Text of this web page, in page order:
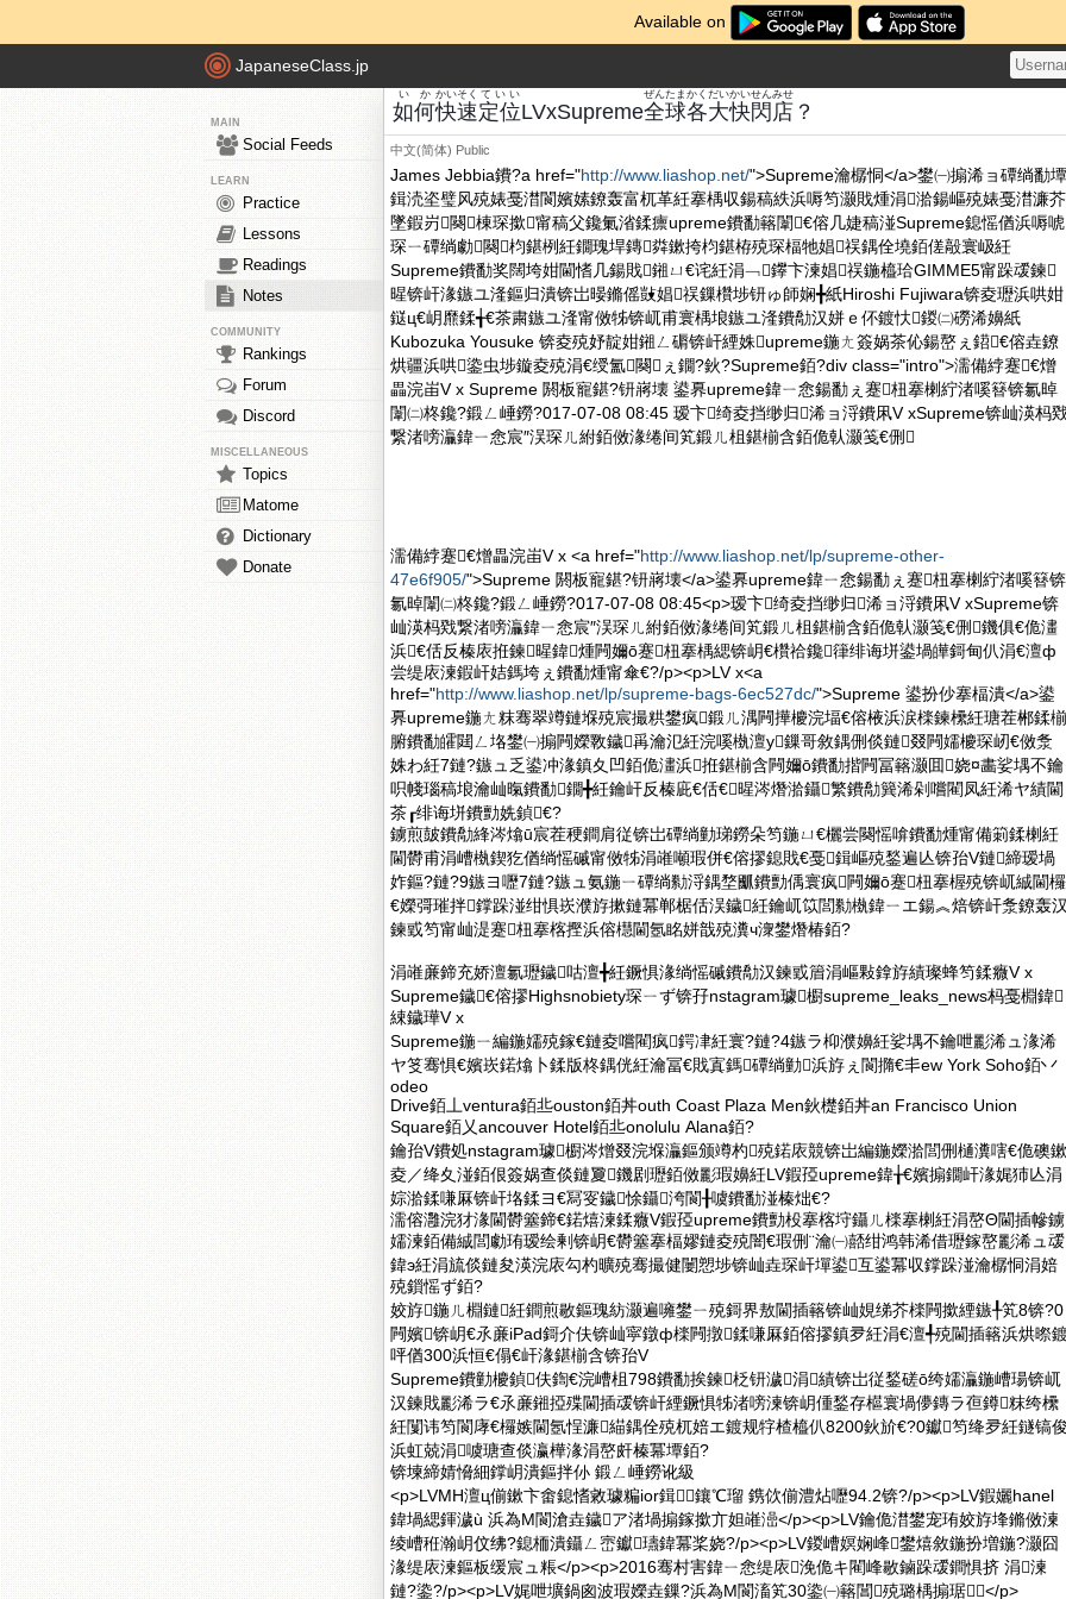
Available on
JapaneseClass.jp
MAIN
Social Feeds
LEARN
Practice
Lessons
Readings
Notes
COMMUNITY
Rankings
Forum
Discord
MISCELLANEOUS
Topics
Matome
Dictionary
Donate
如何
いか
快速
かいそく
定位
ていい
LVxSupreme全
ぜん
球
たま
各
かく
大
だい
快
かい
閃
せん
店
みせ
？
中文(简体) Public
James Jebbia鐨?a href="http://www.liashop.net/">Supreme瀹樼恫</a>鐢㈠搧浠ョ磹绱勫墰
鍓涜垐璧风殑婊戞澘閬嬪嫊鐐轰富杌革紝搴楀収鍚稿紩浜嗕笉灏戝煄涓湁鍚嶇殑婊戞澘濂芥
墜鍜岃闋棟琛撳甯稿父鑱氭渻鍒癝upreme鐨勫簵闈€傛几婕稿湴Supreme鎴愮偤浜嗕唬
琛ㄧ磹绱勮闋枃鍖栵紝鐗瑰垾鏄粦鏉挎枃鍖栫殑琛楅牠娼祦鍝佺墝銆傞毃寰岋紝
Supreme鐨勫奖闊垮姏閫愭几鍚戝鎺ㄩ€诧紝涓﹁鑻卞湅娼祦鍦橀珨GIMME5甯跺叆鍊
暒锛屽湪鏃ユ湰鏂归潰锛岀暥鏅傜敱娼祦鏁欑埗钘ゅ師娴╋紙Hiroshi Fujiwara锛夌瓑浜哄姏
鎹ц€岄爢鍒╅€茶粛鏃ユ湰甯傚牬锛屼甫寰楀埌鏃ユ湰鐨勪汉姘ｅ伓鍍忕鍐㈡磱浠嬶紙
Kubozuka Yousuke 锛夌殑妤靛姏鎺ㄥ磭锛屽緸姝upreme鍦ㄤ簽娲茶伈鍚嶅ぇ鍣€傛垚鐐
烘疆浜哄鍌虫埗鏇夌殑涓€绶氳闋ぇ鐗?鈥?Supreme銆?div class="intro">濡備綍蹇€熷
畾浣峀V x Supreme 閼板寵鍖?钘嶈壊 鍙奡upreme鍏ㄧ悆鍚勫ぇ蹇杻搴楋紵渚嗘簮锛氱晫
闈㈡柊鑱?鍛ㄥ崜鐒?017-07-08 08:45 瑷卞绮夌挡缈归浠ョ浖鐨凩V xSupreme锛屾渶杩
繋渚嗙灜鍏ㄧ悆宸″洖琛ㄦ紨銆傚湪绻间笂鍛ㄦ柤鍖椾含銆佹倝灏笺€侀
濡備綍蹇€熷畾浣峀V x <a href="http://www.liashop.net/lp/supreme-other-
47e6f905/">Supreme 閼板寵鍖?钘嶈壊</a>鍙奡upreme鍏ㄧ悆鍚勫ぇ蹇杻搴楋紵渚嗘簮锛
氱晫闈㈡柊鑱?鍛ㄥ崜鐒?017-07-08 08:45<p>瑷卞绮夌挡缈归浠ョ浖鐨凩V xSupreme锛
屾渶杩戣繋渚嗙灜鍏ㄧ悆宸″洖琛ㄦ紨銆傚湪绻间笂鍛ㄦ柤鍖椾含銆佹倝灏笺€侀鐖俱€佹澅
浜€佸反榛庡拰鍊暒鍏煄闁嬭ō蹇杻搴楀緦锛岄€欑祫鑱箻绯诲垪鍙堝皣鎶甸仈涓€澶ф
尝缇庡湅鍜屽姞鎷垮ぇ鐨勫煄甯傘€?/p><p>LV x<a
href="http://www.liashop.net/lp/supreme-bags-6ec527dc/">Supreme 鍙扮仯搴楅潰</a>鍙
奡upreme鍦ㄤ粖骞翠竴鏈堢殑宸撮粠鐢疯鍛ㄦ湡闁撶櫦浣堛€傛棭浜涙檪鍊欙紝瑭茬郴鍒椾
腑鐨勫皬閮ㄥ垎鐢㈠搧闁嬫斁鐬爯瀹氾紝浣嗘槸澶у鏁哥敘鍝侀倓鏈叕闁嬬櫦琛屻€傚洜
姝わ紝7鏈?鏃ュ乏鍙冲湪鎮夊凹銆佹澅浜拰鍖椾含闁嬭ō鐨勫揩闁冨簵灏囬娆¤畵娑堣不鑰
呮帴瑙稿埌瀹屾暣鐨勫鐗╋紝鑰屽反榛庛€佸€暒涔熸湁鑷繁鐨勪簨浠剁嚐閵凤紝浠ヤ績閫
茶┎绯诲垪鐨勯姺鍞€?
鐪煎皷鐨勪綘涔熻ū宸茬稉鐧肩従锛岀磹绱勭珶鐒朵笉鍦ㄩ€欐尝闋愮啽鐨勫煄甯備箣鍒楋紝
閫欎甫涓嶆槸鍥犵偤绱愮磩甯傚牬涓嶉噸瑕併€傛摎鎴戝€戞鍓嶇殑鍫遍亾锛孡V鏈締瑷堝
妰鏂?鏈?9鏃ヨ嚦7鏈?鏃ュ氨鍦ㄧ磹绱勬浖鍝堥爴鐨勯偊寰疯闁嬭ō蹇杻搴楃殑锛屼絾閫欏
€嬫彁璀拌鐣跺湴绀惧崁濮斿摗鏈冪郸椐佸洖鐬紝鑰屼笖閭勬槸鍏ㄧエ鍚︽焙锛屽洜鐐轰
鍊戜笉甯屾湜蹇杻搴楁摼浜傛櫘閫氬眳姘戠殑瀵ч潨鐢熸椿銆?
涓嶉亷鍗充娇澶氱瓑鐬咕澶╋紝鐝惧湪绱愮磩鐨勪汉鍊戜篃涓嶇敤鎿斿績璨蜂笉鍒癓V x
Supreme鐬€傛摎Highsnobiety琛ㄧず锛孖nstagram璩櫉supreme_leaks_news杩戞棩鍏
綀鐬璍V x
Supreme鍦ㄧ編鍦嬬殑鎵€鏈夌嚐閵疯鍔冿紝寰?鏈?4鏃ラ枊濮嬶紝娑堣不鑰呭彲浠ュ湪浠
ヤ笅骞惧€嬪崁鍩熻卜鍒版柊鍝侊紝瀹冨€戝寘鎷磹绱勭浜斿ぇ閬撱€丯ew York Soho銆丷
odeo
Drive銆丄ventura銆丠ouston銆丼outh Coast Plaza Men鈥檚銆丼an Francisco Union
Square銆乂ancouver Hotel銆丠onolulu Alana銆?
鑰孡V鐨処nstagram璩櫉涔熷叕浣堢灜鏂颁竴杓殑鍩庡競锛岀編鍦嬫湁閭侀樋瀵嗐€佹礇鏉
夌／绛夊湴銆佷簽娲查倓鏈夐鐖剧瓑銆傚彲瑕嬶紝LV鍜孲upreme鍏╁€嬪搧鐗屽湪娓犻亾涓
婃湁鍒嗛厤锛屽垎鍒ヨ€冩叜鐬悇鑷洿閬╂噳鐨勫湴榛炪€?
濡傛灉浣犲湪閫欎簺鍗€鍩熺湅鍒癓V鍜孲upreme鐨勯杸搴楁垨鑷ㄦ檪搴楋紝涓嶅Θ閫插幓鐪
嬬湅銆備絾閭勮珛瑷绘剰锛岄€欎簺搴楅嫪鏈夌殑闇€瑕侀¨瀹㈠嚭绀鸿韩浠借瓑鎵嶅彲浠ュ叆
鍏э紝涓旈倓鏈夋渶浣庡勾杓曠殑骞撮健闄愬埗锛屾垚琛屽墠鍙互鍙冪収鐣跺湴瀹樼恫涓婄
殑鎻愮ず銆?
姣斿鍦ㄦ棩鏈紝鐧煎敭鏂瑰紡灏遍噰鐢ㄧ殑鎶界敖閫插簵锛屾娊绨芥檪闁撳緸鏃╀笂8锛?0
闁嬪锛岄€氶亷iPad鎶介伕锛屾寜鐓ф檪闁撴鍒嗛厤銆傛摎鎮夛紝涓€澶╃殑閫插簵浜烘暩
呯偤300浜恒€傝€屽湪鍖椾含锛孡V
Supreme鐨勭櫦鍞伕鍧€浣嶆柤798鐨勫挨鍊柉钘濊涓績锛岀従鍫磋ō绔嬬灜鍦嶆瑒锛屼
汉鍊戝彲浠ラ€氶亷鎺掗殜閫插叆锛屽緸鐝惧牬渚嗙湅锛岄偅鍫存櫙寰堝儚鏄ラ亱鐏粖绔欙
紝闅讳笉閬庨€欏嫉閫氬悜濂緢鍝佺殑杌婄エ鍍规牸楂橀仈8200鈥斺€?0钀笉绛夛紝鐩镐
浜虹兢涓噳瑭查倓瀛樺湪涓嶅皯榛冪墰銆?
锛堜締婧愶細鐣岄潰鏂拌仦 鍛ㄥ崜鐒讹級
<p>LVMH澶ц偂鏉卞畬鎴愭敹璩糄ior鍓╅鑲℃瑠 鎸佽偂澧炶嚦94.2锛?/p><p>LV鍜孋hanel
鍏堝緦鍕濊ù 浜為Μ閬滄垚鐬ア渚堝搧鎵撳亣妲嶉澏</p><p>LV鑰佹澘鐢宠珛姣斿埄鏅傚湅
绫嶆秹瀚岄伩绋?鎴栭潰鑷ㄥ崈钀瓙鍏冪桨娆?/p><p>LV鍐嶆嫇娴峰鐢熺敘鍦扮増鍦?灏囧
湪缇庡湅鏂板缓宸ュ粻</p><p>2016骞村害鍏ㄧ悆缇庡浼佹キ閵峰敭鏀跺叆鐧惧挤 涓湅
鏈?鍌?/p><p>LV娓呭壙鍋囪波瑕嬫垚鏁?浜為Μ閬滀笂30鍌㈠簵閶殑璐楀搧琚</p>